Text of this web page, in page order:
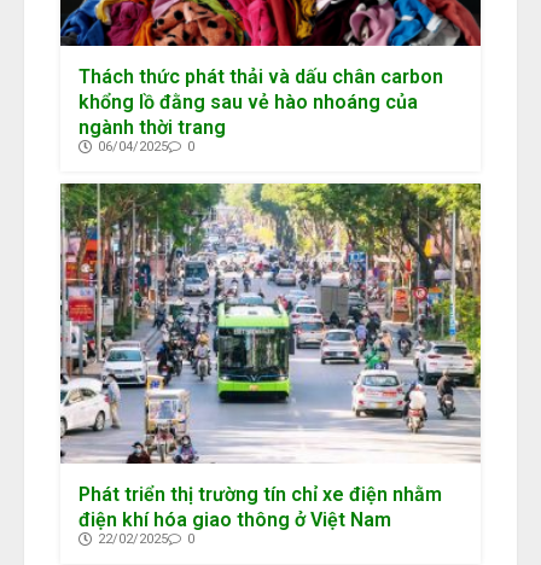
Thách thức phát thải và dấu chân carbon
khổng lồ đằng sau vẻ hào nhoáng của
ngành thời trang
06/04/2025 0
Phát triển thị trường tín chỉ xe điện nhằm
điện khí hóa giao thông ở Việt Nam
22/02/2025 0